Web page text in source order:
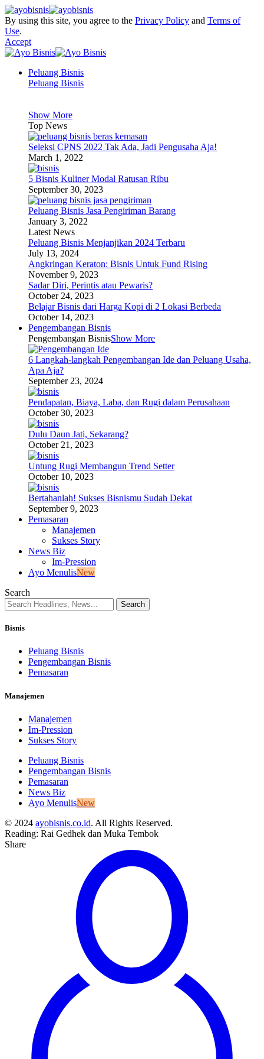
By using this site, you agree to the Privacy Policy and Terms of
Use.
Accept
Peluang Bisnis
Peluang Bisnis
Show More
Top News
Seleksi CPNS 2022 Tak Ada, Jadi Pengusaha Aja!
March 1, 2022
5 Bisnis Kuliner Modal Ratusan Ribu
September 30, 2023
Peluang Bisnis Jasa Pengiriman Barang
January 3, 2022
Latest News
Peluang Bisnis Menjanjikan 2024 Terbaru
July 13, 2024
Angkringan Keraton: Bisnis Untuk Fund Rising
November 9, 2023
Sadar Diri, Perintis atau Pewaris?
October 24, 2023
Belajar Bisnis dari Harga Kopi di 2 Lokasi Berbeda
October 14, 2023
Pengembangan Bisnis
Pengembangan BisnisShow More
6 Langkah-langkah Pengembangan Ide dan Peluang Usaha,
Apa Aja?
September 23, 2024
Pendapatan, Biaya, Laba, dan Rugi dalam Perusahaan
October 30, 2023
Dulu Daun Jati, Sekarang?
October 21, 2023
Untung Rugi Membangun Trend Setter
October 10, 2023
Bertahanlah! Sukses Bisnismu Sudah Dekat
September 9, 2023
Pemasaran
Manajemen
Sukses Story
News Biz
Im-Pression
Ayo MenulisNew
Search
Bisnis
Peluang Bisnis
Pengembangan Bisnis
Pemasaran
Manajemen
Manajemen
Im-Pression
Sukses Story
Peluang Bisnis
Pengembangan Bisnis
Pemasaran
News Biz
Ayo MenulisNew
© 2024 ayobisnis.co.id. All Rights Reserved.
Reading: Rai Gedhek dan Muka Tembok
Share